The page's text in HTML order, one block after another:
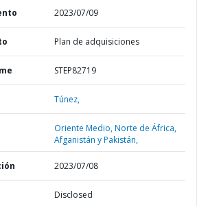
2023/07/09
Plan de adquisiciones
STEP82719
Túnez,
Oriente Medio, Norte de África,
Afganistán y Pakistán,
2023/07/08
Disclosed